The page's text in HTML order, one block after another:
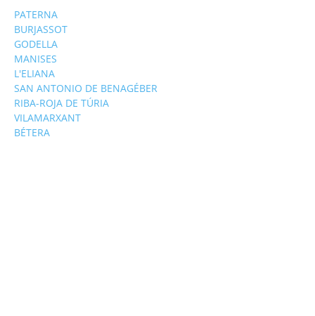
PATERNA
BURJASSOT
GODELLA
MANISES
L'ELIANA
SAN ANTONIO DE BENAGÉBER
RIBA-ROJA DE TÚRIA
VILAMARXANT
BÉTERA